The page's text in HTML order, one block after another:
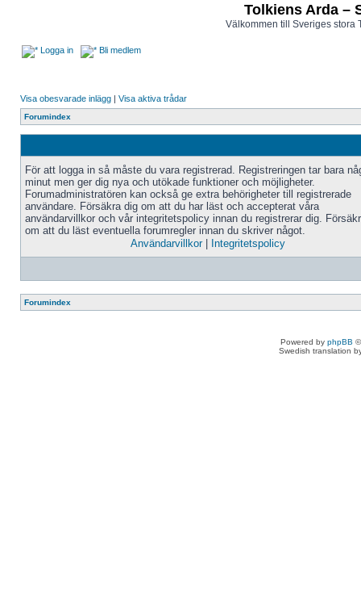
Tolkiens Arda –
Välkommen till Sveriges stora
Logga in Bli medlem
Visa obesvarade inlägg | Visa aktiva trådar
Forumindex
För att logga in så måste du vara registrerad. Registreringen tar bara
minut men ger dig nya och utökade funktioner och möjligheter.
Forumadministratören kan också ge extra behörigheter till registrerade
användare. Försäkra dig om att du har läst och accepterat våra
användarvillkor och vår integritetspolicy innan du registrerar dig.
om att du läst eventuella forumregler innan du skriver något.
Användarvillkor| Integritetspolicy
Forumindex
Powered by phpBB
Swedish translation